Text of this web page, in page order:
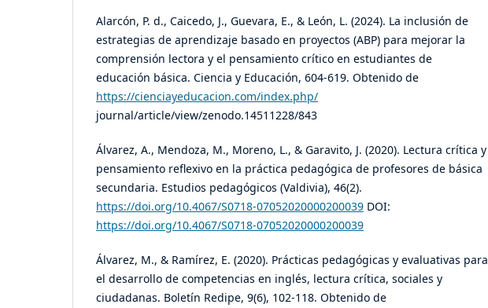
Alarcón, P. d., Caicedo, J., Guevara, E., & León, L. (2024). La inclusión de
estrategias de aprendizaje basado en proyectos (ABP) para mejorar la
comprensión lectora y el pensamiento crítico en estudiantes de
educación básica. Ciencia y Educación, 604-619. Obtenido de
https://cienciayeducacion.com/index.php/
journal/article/view/zenodo.14511228/843
Álvarez, A., Mendoza, M., Moreno, L., & Garavito, J. (2020). Lectura crítica y
pensamiento reflexivo en la práctica pedagógica de profesores de básica
secundaria. Estudios pedagógicos (Valdivia), 46(2).
https://doi.org/10.4067/S0718-07052020000200039 DOI:
https://doi.org/10.4067/S0718-07052020000200039
Álvarez, M., & Ramírez, E. (2020). Prácticas pedagógicas y evaluativas para
el desarrollo de competencias en inglés, lectura crítica, sociales y
ciudadanas. Boletín Redipe, 9(6), 102-118. Obtenido de